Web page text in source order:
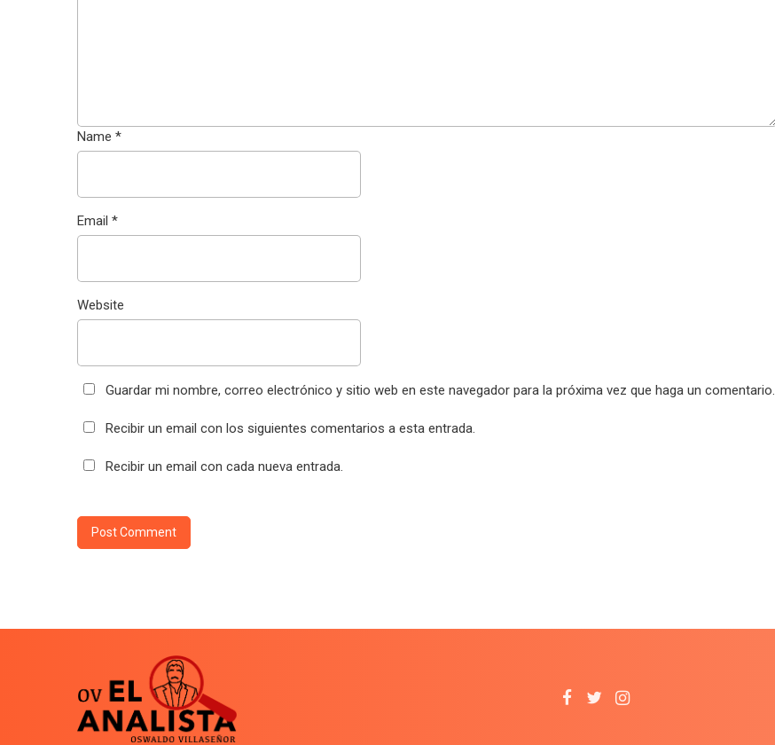
Name *
Email *
Website
Guardar mi nombre, correo electrónico y sitio web en este navegador para la próxima vez que haga un comentario.
Recibir un email con los siguientes comentarios a esta entrada.
Recibir un email con cada nueva entrada.